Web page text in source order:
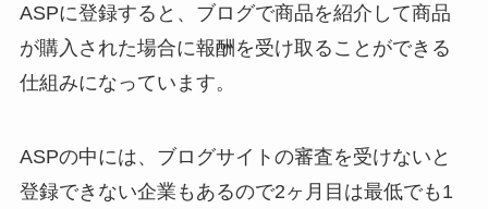
ASPに登録すると、ブログで商品を紹介して商品
が購入された場合に報酬を受け取ることができる
仕組みになっています。
ASPの中には、ブログサイトの審査を受けないと
登録できない企業もあるので2ヶ月目は最低でも1